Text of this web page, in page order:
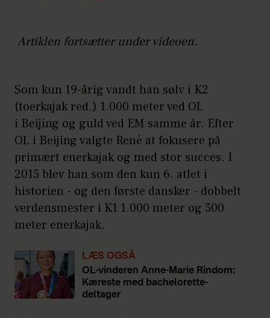
Artiklen fortsætter under videoen.
Som kun 19-årig vandt han sølv i K2
(toerkajak red.) 1.000 meter ved OL
i Beijing og guld ved EM samme år. Efter
OL i Beijing valgte René at fokusere på
primært enerkajak og med stor succes. I
2015 blev han som den kun 6. atlet i
historien - og den første dansker - dobbelt
verdensmester i K1 1.000 meter og 500
meter enerkajak.
LÆS OGSÅ
OL-vinderen Anne-Marie Rindom:
Kæreste med bachelorette-
deltager